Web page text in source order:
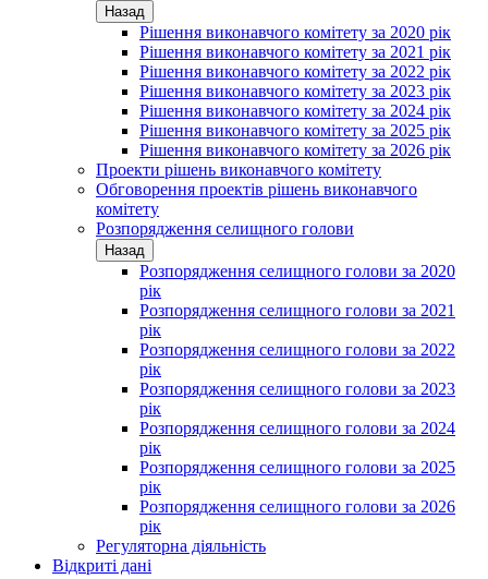
Назад
Рішення виконавчого комітету за 2020 рік
Рішення виконавчого комітету за 2021 рік
Рішення виконавчого комітету за 2022 рік
Рішення виконавчого комітету за 2023 рік
Рішення виконавчого комітету за 2024 рік
Рішення виконавчого комітету за 2025 рік
Рішення виконавчого комітету за 2026 рік
Проекти рішень виконавчого комітету
Обговорення проектів рішень виконавчого
комітету
Розпорядження селищного голови
Назад
Розпорядження селищного голови за 2020
рік
Розпорядження селищного голови за 2021
рік
Розпорядження селищного голови за 2022
рік
Розпорядження селищного голови за 2023
рік
Розпорядження селищного голови за 2024
рік
Розпорядження селищного голови за 2025
рік
Розпорядження селищного голови за 2026
рік
Регуляторна діяльність
Відкриті дані